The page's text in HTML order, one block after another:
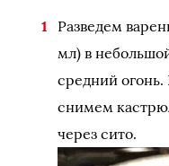
Разведем
мл) в
средний огонь.
снимем
через сито.